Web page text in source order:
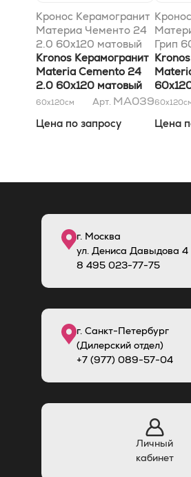
Кронос Керамогранит
Материа Чементо 24
2.0 60x120 матовый
Kronos Керамогранит
Materia Cemento 24
2.0 60x120 матовый
60x120см Арт. MA039
Цена по запросу
Грип
60x120
Цена
г. Москва
ул. Дениса Давыдова 4
8 495 023-77-75
г. Санкт-Петербург
(Дилерский отдел)
+7 (977) 089-57-04
Личный
кабинет